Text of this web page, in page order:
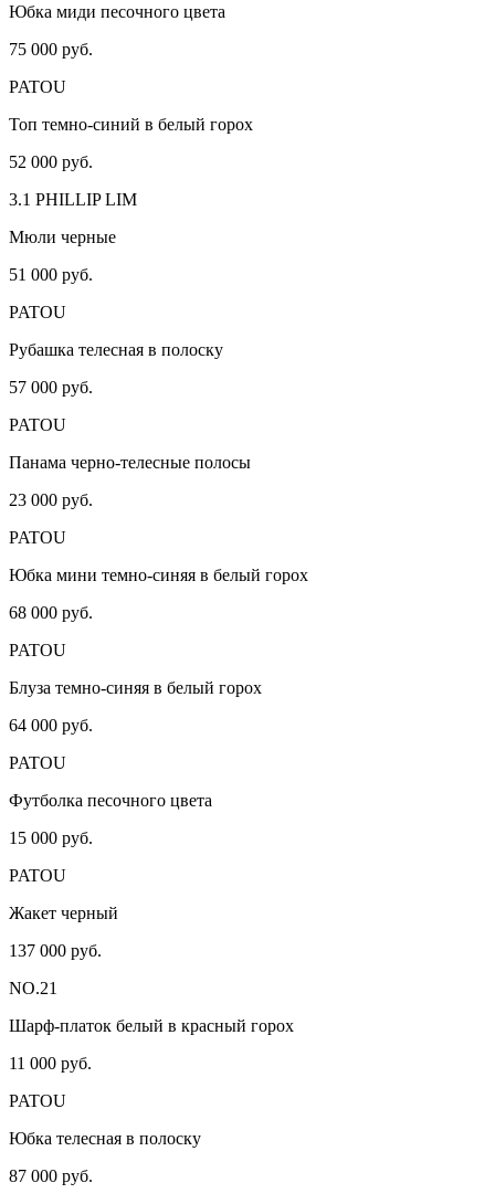
Юбка миди песочного цвета
75 000 руб.
PATOU
Топ темно-синий в белый горох
52 000 руб.
3.1 PHILLIP LIM
Мюли черные
51 000 руб.
PATOU
Рубашка телесная в полоску
57 000 руб.
PATOU
Панама черно-телесные полосы
23 000 руб.
PATOU
Юбка мини темно-синяя в белый горох
68 000 руб.
PATOU
Блуза темно-синяя в белый горох
64 000 руб.
PATOU
Футболка песочного цвета
15 000 руб.
PATOU
Жакет черный
137 000 руб.
NO.21
Шарф-платок белый в красный горох
11 000 руб.
PATOU
Юбка телесная в полоску
87 000 руб.